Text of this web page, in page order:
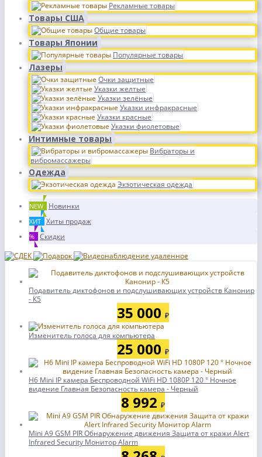
Рекламные товары
Товары США
Общие товары
Товары Японии
Популярные товары
Лазеры
Очки защитные
Указки желтые
Указки зелёные
Указки инфракрасные
Указки красные
Указки фиолетовые
Интимные товары
Вибраторы и
вибромассажеры
Одежда
Экзотическая одежда
NEW Новинки
ХИТ Хиты продаж
% Скидки
Подавитель диктофонов и подслушивающих устройств Канонир
- К5
35 000 ₽
Изменитель голоса для компьютера
25 000 ₽
H6 Mini IP камера Беспроводной WiFi HD 1080P 120 ° Ночное
видение Главная Безопасность камера - Черный
8 992 ₽
Mini A9 GSM PIR Обнаружение движения Защита от кражи Alert
Infrared Security Монитор Alarm